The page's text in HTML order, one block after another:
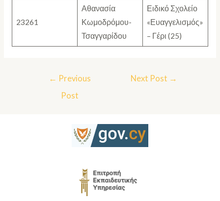
23261
Αθανασία
Κωμοδρόμου-
Τσαγγαρίδου
Ειδικό Σχολείο
«Ευαγγελισμός»
– Γέρι (25)
← Previous
Post
Next Post →